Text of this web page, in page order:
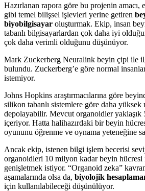
Hazırlanan rapora göre bu projenin amacı,
gibi temel bilişsel işlevleri yerine getiren
biyobilgisayar oluşturmak. Ekip, insan
tabanlı bilgisayarlardan çok daha iyi
çok daha verimli olduğunu düşünüyor.
Mark Zuckerberg Neuralink beyin çipi ile
bulundu. Zuckerberg’e göre normal
istemiyor.
Johns Hopkins araştırmacılarına göre
silikon tabanlı sistemlere göre daha
depolayabilir. Mevcut organoidler yaklaşık
içeriyor. Hatta halihazırdaki bir beyin
oyununu öğrenme ve oynama yeteneğine
Ancak ekip, istenen bilgi işlem becerisi
organoidleri 10 milyon kadar beyin hücresi
genişletmek istiyor. “Organoid zeka”
aşamalarında olsa da, biyolojik
için kullanılabileceği düşünülüyor.